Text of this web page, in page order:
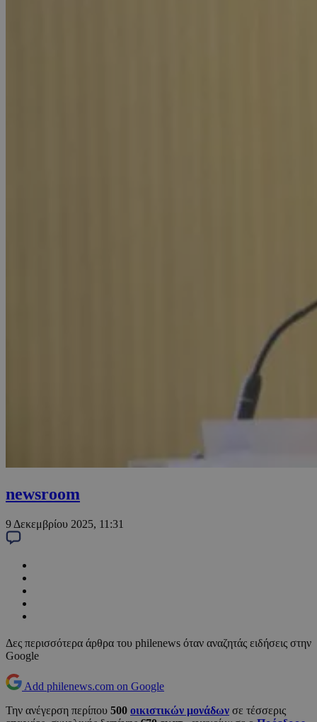
newsroom
9 Δεκεμβρίου 2025, 11:31
Δες περισσότερα άρθρα του philenews όταν αναζητάς ειδήσεις στην
Google
Add philenews.com on Google
Την ανέγερση περίπου 500 οικιστικών μονάδων σε τέσσερις